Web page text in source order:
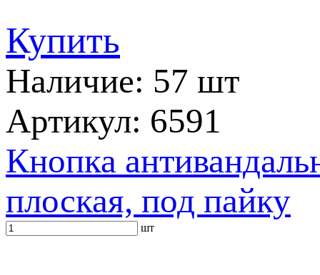
Купить
Наличие: 57 шт
Артикул: 6591
Кнопка
плоская, под пайку
шт